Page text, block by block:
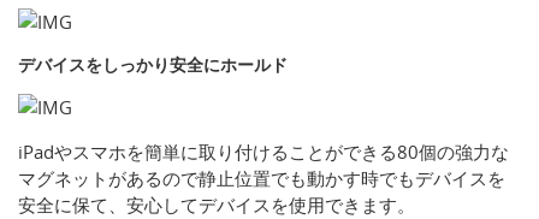
デバイスをしっかり安全にホールド
iPadやスマホを簡単に取り付けることができる80個の強力な
マグネットがあるので静止位置でも動かす時でもデバイスを
安全に保て、安心してデバイスを使用できます。